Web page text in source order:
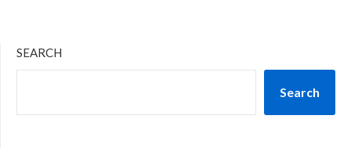
SEARCH
Search